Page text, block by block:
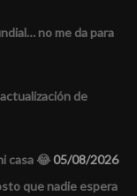
no me da para
de
casa 😂05/08/2026
que nadie espera